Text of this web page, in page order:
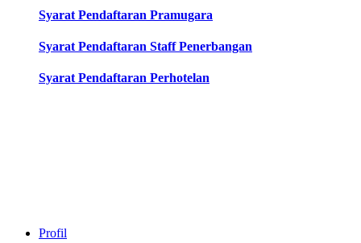
Syarat Pendaftaran Pramugara
Syarat Pendaftaran Staff Penerbangan
Syarat Pendaftaran Perhotelan
Profil